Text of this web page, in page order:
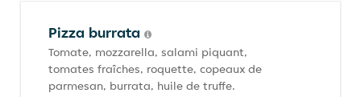
Pizza burrata
Tomate, mozzarella, salami piquant,
tomates fraîches, roquette, copeaux de
parmesan, burrata, huile de truffe.